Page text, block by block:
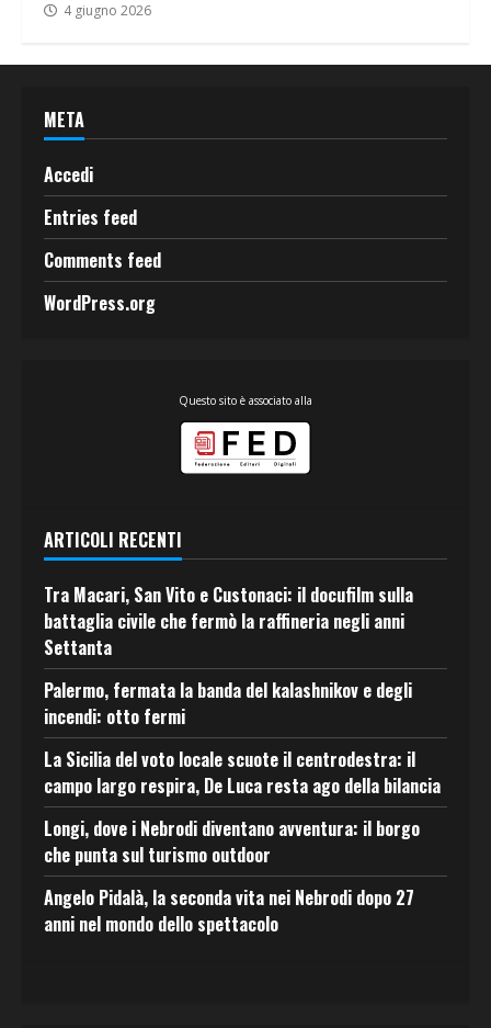
4 giugno 2026
META
Accedi
Entries feed
Comments feed
WordPress.org
Questo sito è associato alla
ARTICOLI RECENTI
Tra Macari, San Vito e Custonaci: il docufilm sulla
battaglia civile che fermò la raffineria negli anni
Settanta
Palermo, fermata la banda del kalashnikov e degli
incendi: otto fermi
La Sicilia del voto locale scuote il centrodestra: il
campo largo respira, De Luca resta ago della bilancia
Longi, dove i Nebrodi diventano avventura: il borgo
che punta sul turismo outdoor
Angelo Pidalà, la seconda vita nei Nebrodi dopo 27
anni nel mondo dello spettacolo